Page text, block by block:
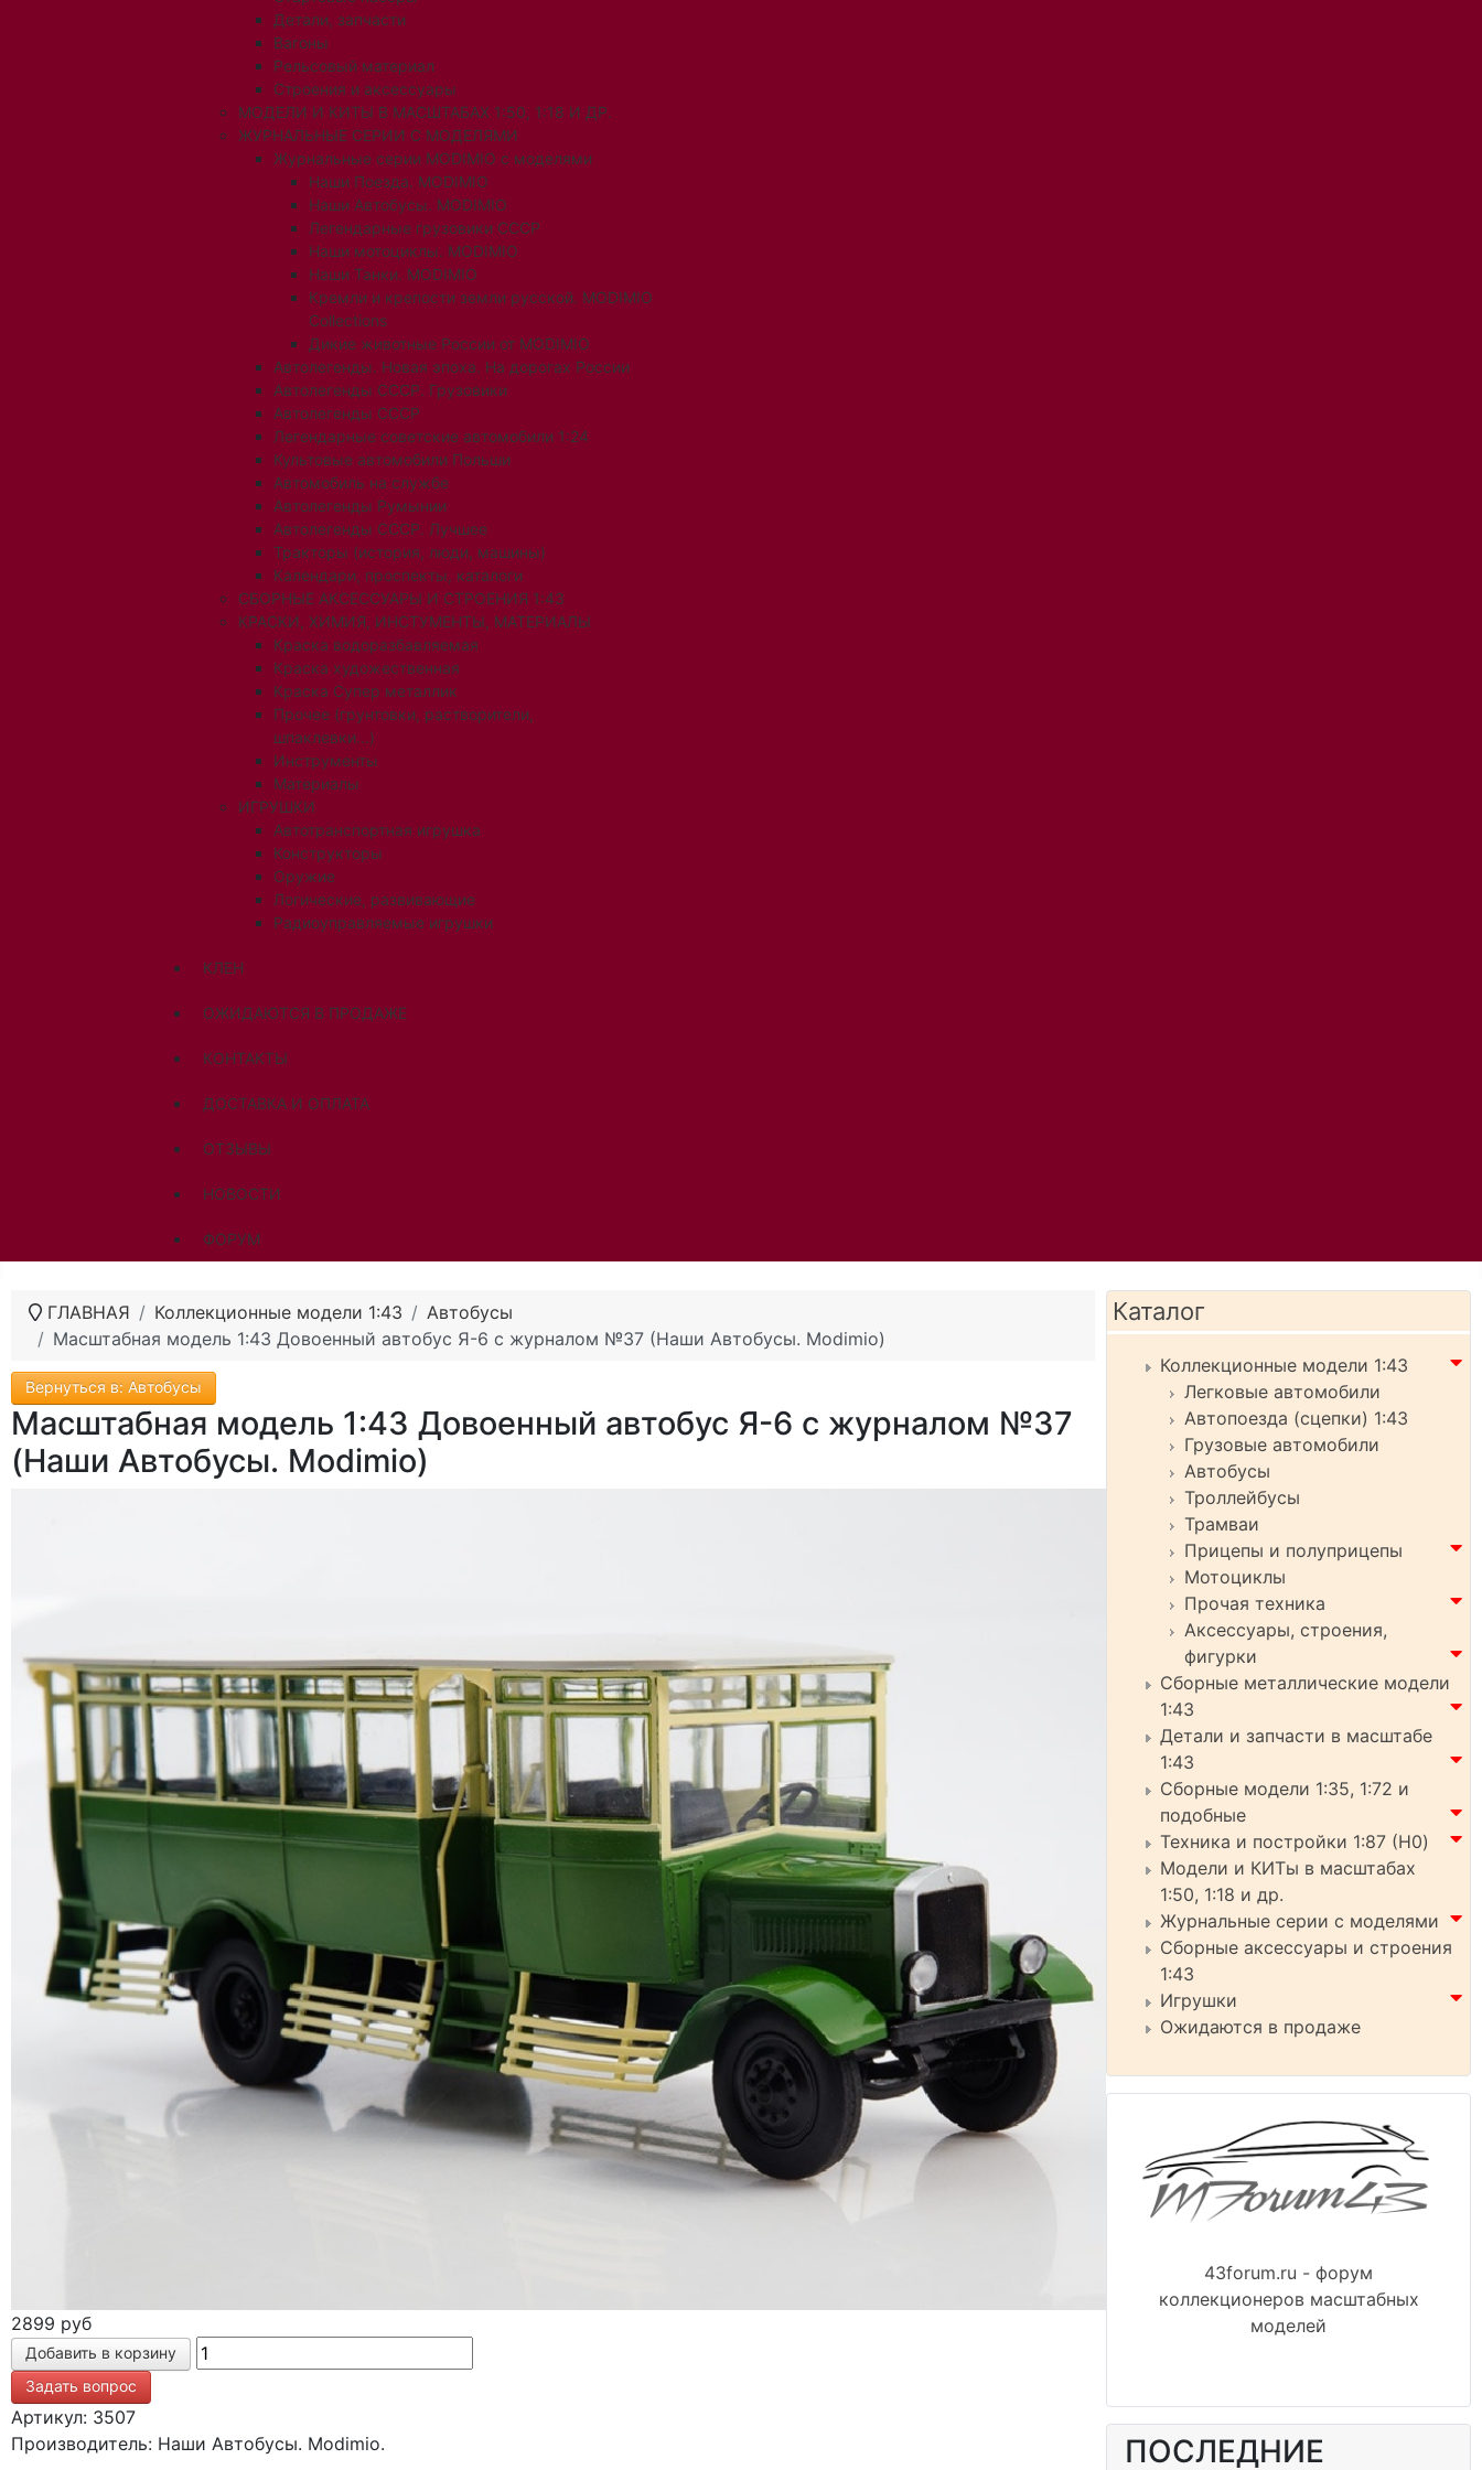
Детали, запчасти
Вагоны
Рельсовый материал
Строения и аксессуары
МОДЕЛИ И КИТЫ В МАСШТАБАХ 1:50, 1:18 И ДР.
ЖУРНАЛЬНЫЕ СЕРИИ С МОДЕЛЯМИ
Журнальные серии MODIMIO с моделями
Наши Поезда. MODIMIO
Наши Автобусы. MODIMIO
Легендарные грузовики СССР
Наши мотоциклы. MODIMIO
Наши Танки. MODIMIO
Кремли и крепости земли русской. MODIMIO
Collections
Дикие животные России от MODIMIO
Автолегенды. Новая эпоха. На дорогах России
Автолегенды СССР. Грузовики
Автолегенды СССР
Легендарные советские автомобили 1:24
Культовые автомобили Польши
Автомобиль на службе
Автолегенды Румынии
Автолегенды СССР. Лучшее
Тракторы (история, люди, машины)
Календари, проспекты, каталоги
СБОРНЫЕ АКСЕССУАРЫ И СТРОЕНИЯ 1:43
КРАСКИ, ХИМИЯ, ИНСТУМЕНТЫ, МАТЕРИАЛЫ
Краска водоразбавляемая
Краска художественная
Краска Супер металлик
Прочее (грунтовки, растворители,
шпаклевки...)
Инструменты
Материалы
ИГРУШКИ
Автотранспортная игрушка
Конструкторы
Оружие
Логические, развивающие
Радиоуправляемые игрушки
КЛЕН
ОЖИДАЮТСЯ В ПРОДАЖЕ
КОНТАКТЫ
ДОСТАВКА И ОПЛАТА
ОТЗЫВЫ
НОВОСТИ
ФОРУМ
ГЛАВНАЯ Коллекционные модели 1:43
Автобусы
Масштабная модель 1:43 Довоенный автобус Я-6 с журналом №37 (Наши Автобусы. Modimio)
Вернуться в: Автобусы
Масштабная модель 1:43 Довоенный автобус Я-6 с журналом №37
(Наши Автобусы. Modimio)
2899 руб
Задать вопрос
Артикул: 3507
Производитель: Наши Автобусы. Modimio.
Каталог
Коллекционные модели 1:43
Легковые автомобили
Автопоезда (сцепки) 1:43
Грузовые автомобили
Автобусы
Троллейбусы
Трамваи
Прицепы и полуприцепы
Мотоциклы
Прочая техника
Аксессуары, строения,
фигурки
Сборные металлические модели
1:43
Детали и запчасти в масштабе
1:43
Сборные модели 1:35, 1:72 и
подобные
Техника и постройки 1:87 (H0)
Модели и КИТы в масштабах
1:50, 1:18 и др.
Журнальные серии с моделями
Сборные аксессуары и строения
1:43
Игрушки
Ожидаются в продаже
43forum.ru - форум
коллекционеров масштабных
моделей
ПОСЛЕДНИЕ